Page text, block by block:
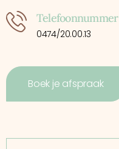
Telefoonnummer
0474/20.00.13
Boek je afspraak